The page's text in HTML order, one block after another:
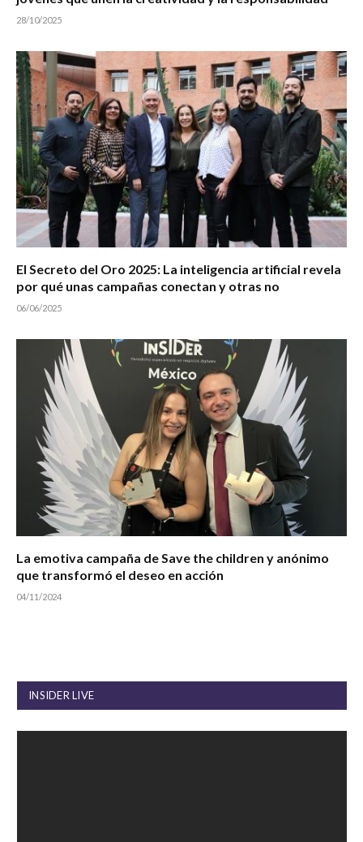
28/10/2025
El Secreto del Oro 2025: La inteligencia artificial revela
por qué unas campañas conectan y otras no
06/06/2025
La emotiva campaña de Save the children y anónimo
que transformó el deseo en acción
04/11/2024
INSIDER LIVE